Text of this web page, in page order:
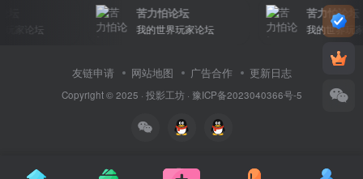
家论坛
苦力怕论坛
我的世界玩家论坛
苦力怕论坛
我的世界玩
友链申请 网站地图 广告合作 更新日志
Copyright © 2025 · 投影工坊· 豫ICP备2023040366号-5